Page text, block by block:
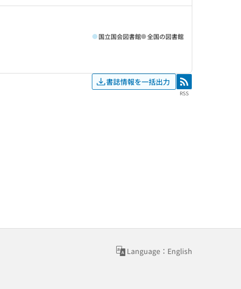
国立国会図書館 全国の図書館
書誌情報を一括出力 RSS
RSS
Language：English